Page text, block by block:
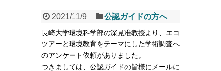
2021/11/9 公認ガイドの方へ
長崎大学環境科学部の深見准教授より、エコ
ツアーと環境教育をテーマにした学術調査へ
のアンケート依頼がありました。
つきましては、公認ガイドの皆様にメールに